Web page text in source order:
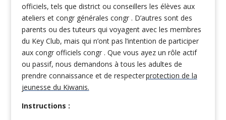
officiels, tels que district ou conseillers les élèves aux
ateliers et congr générales congr . D’autres sont des
parents ou des tuteurs qui voyagent avec les membres
du Key Club, mais qui n’ont pas l’intention de participer
aux congr officiels congr . Que vous ayez un rôle actif
ou passif, nous demandons à tous les adultes de
prendre connaissance et de respecterprotection de la
jeunesse du Kiwanis.
Instructions :